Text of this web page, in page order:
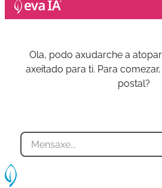
Ola, podo axudarche a
axeitado para ti. Para
postal?